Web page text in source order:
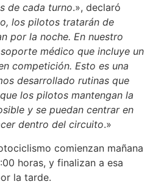
de cada turno.», declaró
los pilotos tratarán de
por la noche. En nuestro
médico que incluye un
competición. Esto es una
desarrollado rutinas que
los pilotos mantengan la
y se puedan centrar en
dentro del circuito.»
comienzan mañana
horas, y finalizan a esa
la tarde.